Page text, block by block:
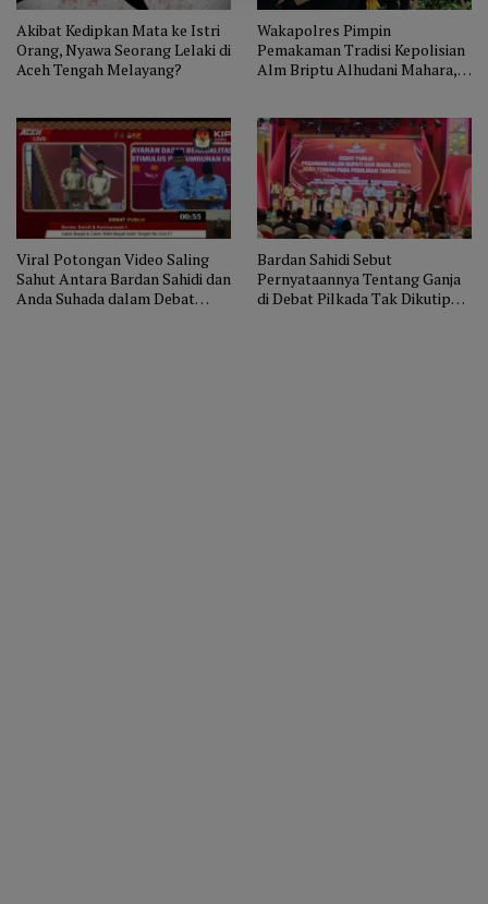
Akibat Kedipkan Mata ke Istri
Orang, Nyawa Seorang Lelaki di
Aceh Tengah Melayang?
Wakapolres Pimpin
Pemakaman Tradisi Kepolisian
Alm Briptu Alhudani Mahara,
Viral Potongan Video Saling
Sahut Antara Bardan Sahidi dan
Anda Suhada dalam Debat
Bardan Sahidi Sebut
Pernyataannya Tentang Ganja
di Debat Pilkada Tak Dikutip